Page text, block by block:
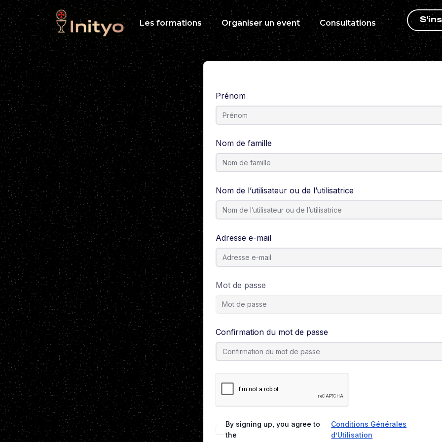
Les formations Organiser un event Consultations
Prénom
Nom de famille
Nom de l’utilisateur ou de l’utilisatrice
Adresse e-mail
Mot de passe
Confirmation du mot de passe
By signing up, you agree to
the
Conditions Générales
d’Utilisation